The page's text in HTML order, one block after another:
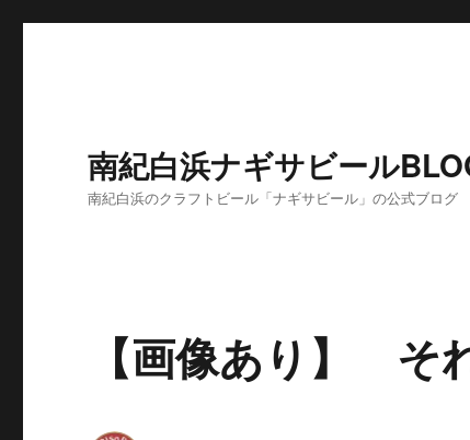
南紀白浜ナギサビール
南紀白浜のクラフトビール「ナギサビール」の公式ブログ
【画像あり】 そ